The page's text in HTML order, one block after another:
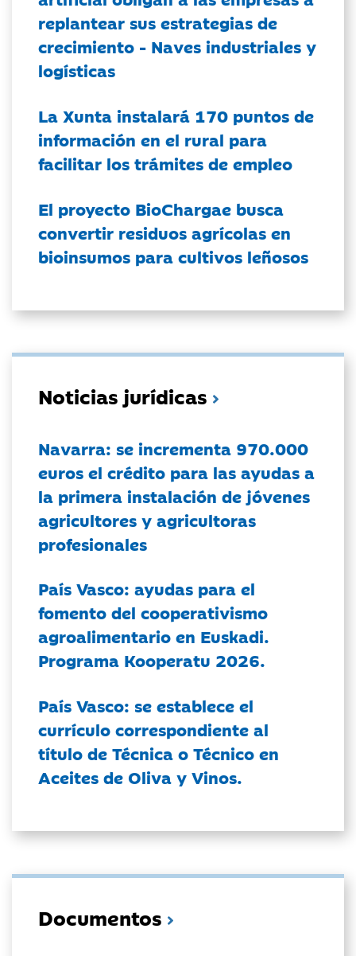
replantear sus estrategias de
crecimiento - Naves industriales y
logísticas
La Xunta instalará 170 puntos de
información en el rural para
facilitar los trámites de empleo
El proyecto BioChargae busca
convertir residuos agrícolas en
bioinsumos para cultivos leñosos
Noticias jurídicas
Navarra: se incrementa 970.000
euros el crédito para las ayudas a
la primera instalación de jóvenes
agricultores y agricultoras
profesionales
País Vasco: ayudas para el
fomento del cooperativismo
agroalimentario en Euskadi.
Programa Kooperatu 2026.
País Vasco: se establece el
currículo correspondiente al
título de Técnica o Técnico en
Aceites de Oliva y Vinos.
Documentos